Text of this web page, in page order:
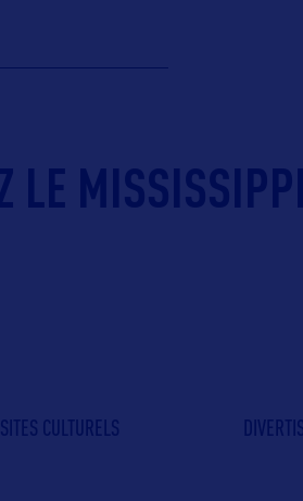
LE
SITES CULTURELS